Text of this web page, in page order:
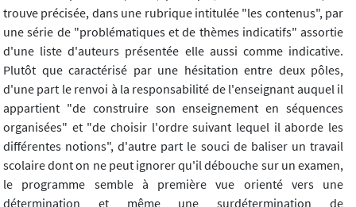
trouve précisée, dans une rubrique intitulée "les contenus", par
une série de "problématiques et de thèmes indicatifs" assortie
d'une liste d'auteurs présentée elle aussi comme indicative.
Plutôt que caractérisé par une hésitation entre deux pôles,
d'une part le renvoi à la responsabilité de l'enseignant auquel il
appartient "de construire son enseignement en séquences
organisées" et "de choisir l'ordre suivant lequel il aborde les
différentes notions", d'autre part le souci de baliser un travail
scolaire dont on ne peut ignorer qu'il débouche sur un examen,
le programme semble à première vue orienté vers une
détermination et même une surdétermination de